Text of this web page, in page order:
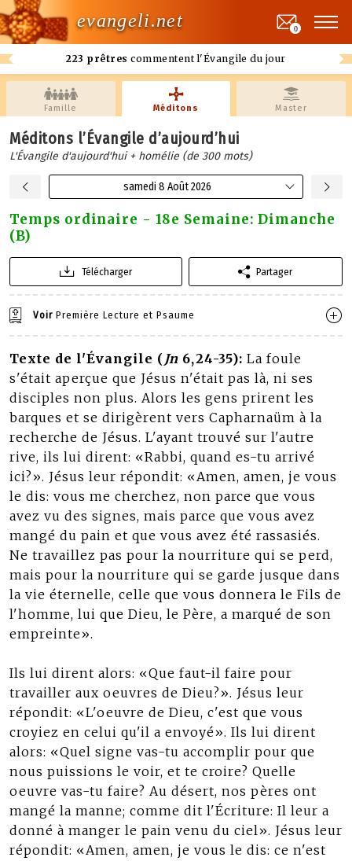
evangeli.net
223 prêtres commentent l'Évangile du jour
0
Famille Méditons Master
Méditons l’Évangile d’aujourd’hui
L'Évangile d'aujourd'hui + homélie (de 300 mots)
samedi 8 Août 2026
Temps ordinaire - 18e Semaine: Dimanche
(B)
Télécharger Partager
Voir Première Lecture et Psaume
Texte de l'Évangile ( Jn 6,24-35): La foule
s'était aperçue que Jésus n'était pas là, ni ses
disciples non plus. Alors les gens prirent les
barques et se dirigèrent vers Capharnaüm à la
recherche de Jésus. L'ayant trouvé sur l'autre
rive, ils lui dirent: «Rabbi, quand es-tu arrivé
ici?». Jésus leur répondit: «Amen, amen, je vous
le dis: vous me cherchez, non parce que vous
avez vu des signes, mais parce que vous avez
mangé du pain et que vous avez été rassasiés.
Ne travaillez pas pour la nourriture qui se perd,
mais pour la nourriture qui se garde jusque dans
la vie éternelle, celle que vous donnera le Fils de
l'homme, lui que Dieu, le Père, a marqué de son
empreinte».
Ils lui dirent alors: «Que faut-il faire pour
travailler aux oeuvres de Dieu?». Jésus leur
répondit: «L'oeuvre de Dieu, c'est que vous
croyiez en celui qu'il a envoyé». Ils lui dirent
alors: «Quel signe vas-tu accomplir pour que
nous puissions le voir, et te croire? Quelle
oeuvre vas-tu faire? Au désert, nos pères ont
mangé la manne; comme dit l'Écriture: Il leur a
donné à manger le pain venu du ciel». Jésus leur
répondit: «Amen, amen, je vous le dis: ce n'est